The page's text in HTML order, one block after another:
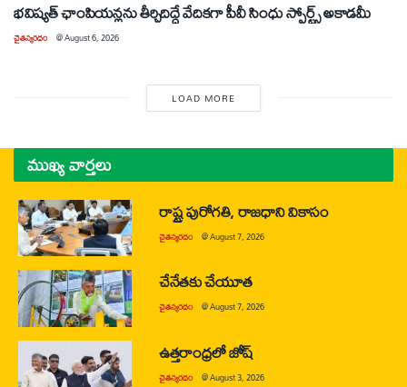
భవిష్యత్ ఛాంపియన్లను తీర్చిదిద్దే వేదికగా పీవీ సింధు స్పోర్ట్స్ అకాడమీ
చైతన్యరధం @August 6, 2026
LOAD MORE
ముఖ్య వార్తలు
రాష్ట్ర పురోగతి, రాజధాని వికాసం
చైతన్యరధం @August 7, 2026
చేనేతకు చేయూత
చైతన్యరధం @August 7, 2026
ఉత్తరాంధ్రలో జోష్
చైతన్యరధం @August 3, 2026